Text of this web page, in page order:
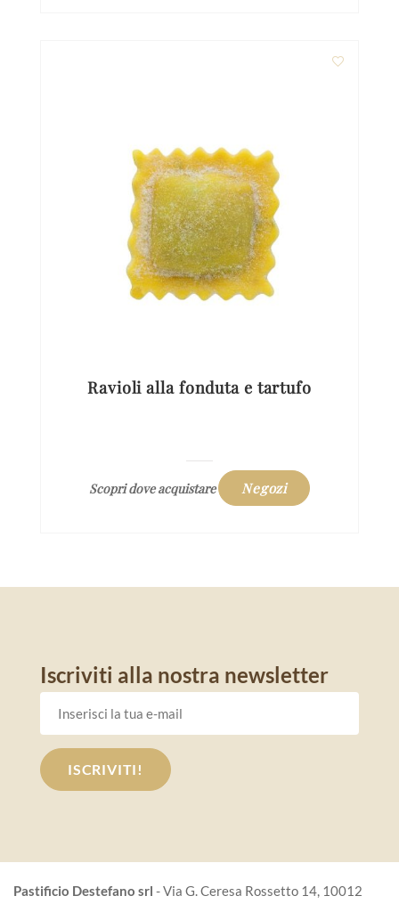
Ravioli alla fonduta e tartufo
Scopri dove acquistare Negozi
Iscriviti alla nostra newsletter
Pastificio Destefano srl - Via G. Ceresa Rossetto 14, 10012